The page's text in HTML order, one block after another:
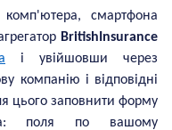
смартфона
BritishInsurance
і увійшовши через
компанію і відповідні
цього заповнити форму
поля по вашому